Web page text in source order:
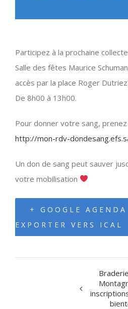
Participez à la prochaine
Salle des fêtes Maurice
accès par la place Roger
De 8h00 à 13h00.
Pour donner votre sang,
http://mon-rdv-
Un don de sang peut sauver
votre mobilisation
+ GOOGLE AGENDA
EXPORTER VERS ICAL